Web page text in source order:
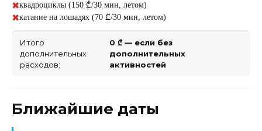
квадроциклы (150 ₾/30 мин, летом)
катание на лошадях (70 ₾/30 мин, летом)
Итого
дополнительных
расходов:
0 ₾ — если без
дополнительных
активностей
Ближайшие даты